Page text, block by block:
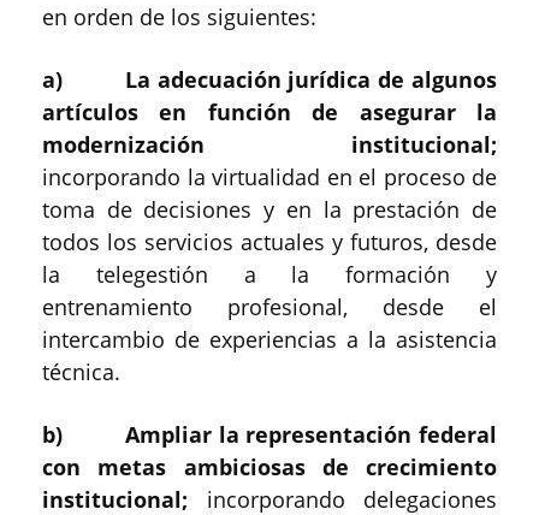
en orden de los siguientes:
a) La adecuación jurídica de algunos
artículos en función de asegurar la
modernización institucional;
incorporando la virtualidad en el proceso de
toma de decisiones y en la prestación de
todos los servicios actuales y futuros, desde
la telegestión a la formación y
entrenamiento profesional, desde el
intercambio de experiencias a la asistencia
técnica.
b) Ampliar la representación federal
con metas ambiciosas de crecimiento
institucional; incorporando delegaciones